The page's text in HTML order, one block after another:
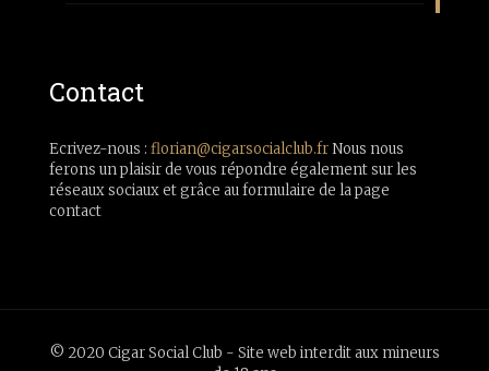
Contact
Ecrivez-nous : florian@cigarsocialclub.frNous nous
ferons un plaisir de vous répondre également sur les
réseaux sociaux et grâce au formulaire de la page
contact
© 2020 Cigar Social Club - Site web interdit aux mineurs